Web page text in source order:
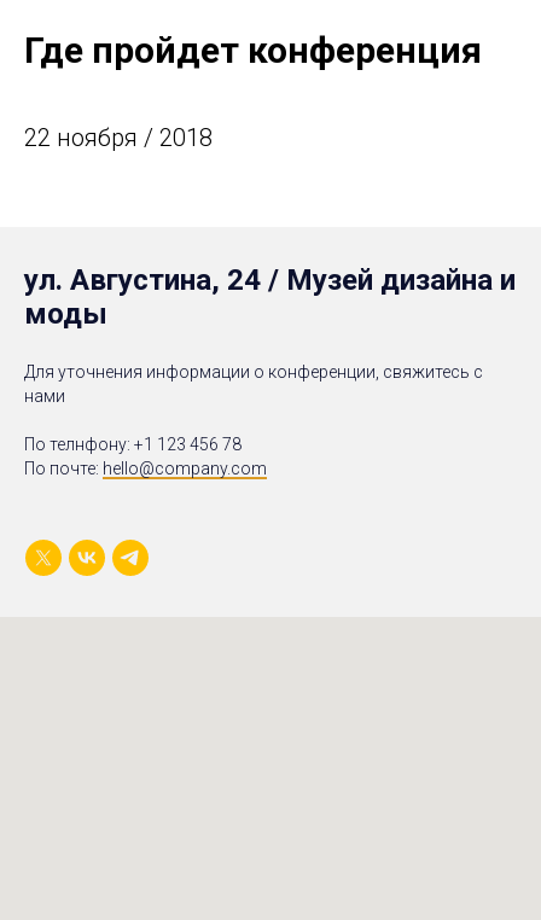
Где пройдет конференция
22 ноября / 2018
ул. Августина, 24 / Музей дизайна и
моды
Для уточнения информации о конференции, свяжитесь с
нами
По телнфону: +1 123 456 78
По почте: hello@company.com